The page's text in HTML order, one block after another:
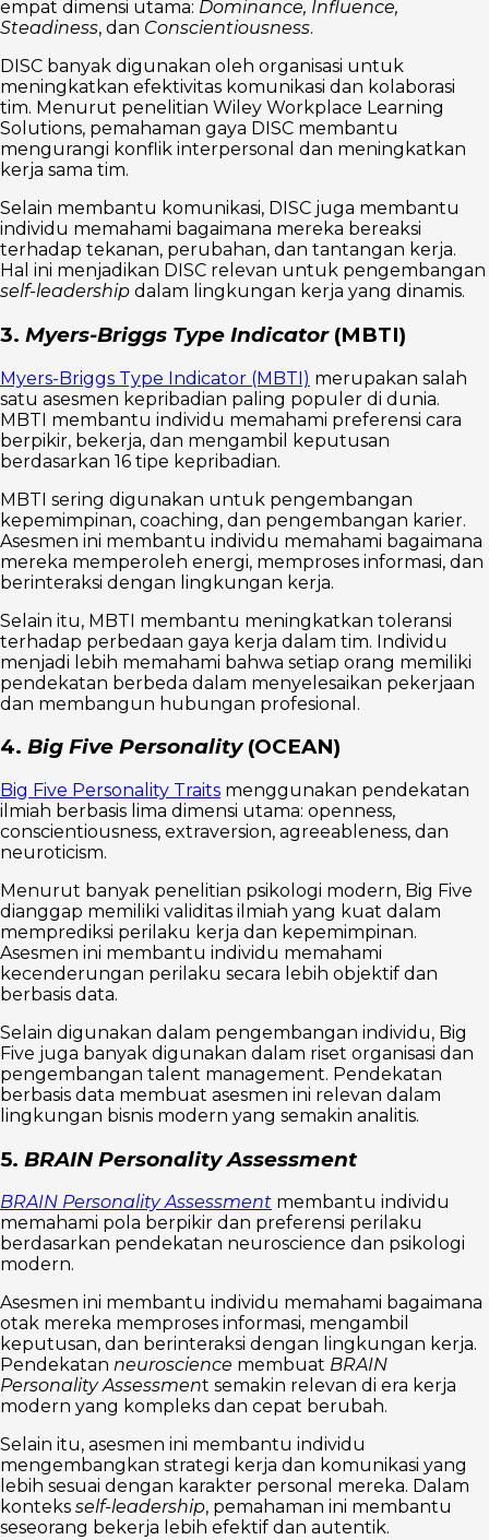
empat dimensi utama: Dominance, Influence,
Steadiness, dan Conscientiousness.
DISC banyak digunakan oleh organisasi untuk
meningkatkan efektivitas komunikasi dan kolaborasi
tim. Menurut penelitian Wiley Workplace Learning
Solutions, pemahaman gaya DISC membantu
mengurangi konflik interpersonal dan meningkatkan
kerja sama tim.
Selain membantu komunikasi, DISC juga membantu
individu memahami bagaimana mereka bereaksi
terhadap tekanan, perubahan, dan tantangan kerja.
Hal ini menjadikan DISC relevan untuk pengembangan
self-leadership dalam lingkungan kerja yang dinamis.
3. Myers-Briggs Type Indicator(MBTI)
Myers-Briggs Type Indicator (MBTI) merupakan salah
satu asesmen kepribadian paling populer di dunia.
MBTI membantu individu memahami preferensi cara
berpikir, bekerja, dan mengambil keputusan
berdasarkan 16 tipe kepribadian.
MBTI sering digunakan untuk pengembangan
kepemimpinan, coaching, dan pengembangan karier.
Asesmen ini membantu individu memahami bagaimana
mereka memperoleh energi, memproses informasi, dan
berinteraksi dengan lingkungan kerja.
Selain itu, MBTI membantu meningkatkan toleransi
terhadap perbedaan gaya kerja dalam tim. Individu
menjadi lebih memahami bahwa setiap orang memiliki
pendekatan berbeda dalam menyelesaikan pekerjaan
dan membangun hubungan profesional.
4. Big Five Personality(OCEAN)
Big Five Personality Traits menggunakan pendekatan
ilmiah berbasis lima dimensi utama: openness,
conscientiousness, extraversion, agreeableness, dan
neuroticism.
Menurut banyak penelitian psikologi modern, Big Five
dianggap memiliki validitas ilmiah yang kuat dalam
memprediksi perilaku kerja dan kepemimpinan.
Asesmen ini membantu individu memahami
kecenderungan perilaku secara lebih objektif dan
berbasis data.
Selain digunakan dalam pengembangan individu, Big
Five juga banyak digunakan dalam riset organisasi dan
pengembangan talent management. Pendekatan
berbasis data membuat asesmen ini relevan dalam
lingkungan bisnis modern yang semakin analitis.
5. BRAIN Personality Assessment
BRAIN Personality Assessment membantu individu
memahami pola berpikir dan preferensi perilaku
berdasarkan pendekatan neuroscience dan psikologi
modern.
Asesmen ini membantu individu memahami bagaimana
otak mereka memproses informasi, mengambil
keputusan, dan berinteraksi dengan lingkungan kerja.
Pendekatan neuroscience membuat BRAIN
Personality Assessment semakin relevan di era kerja
modern yang kompleks dan cepat berubah.
Selain itu, asesmen ini membantu individu
mengembangkan strategi kerja dan komunikasi yang
lebih sesuai dengan karakter personal mereka. Dalam
konteks self-leadership, pemahaman ini membantu
seseorang bekerja lebih efektif dan autentik.